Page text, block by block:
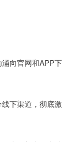
向官网和APP下
下渠道，彻底激